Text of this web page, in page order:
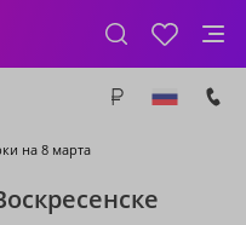
на 8 марта